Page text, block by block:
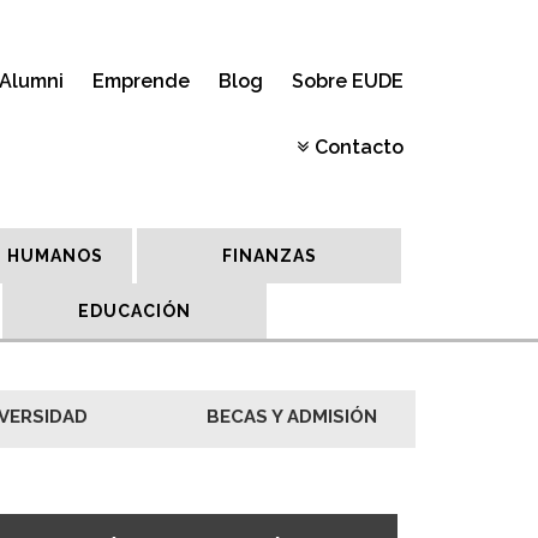
Alumni Emprende Blog Sobre EUDE
Contacto
HUMANOS FINANZAS
EDUCACIÓN
BECAS Y ADMISIÓN